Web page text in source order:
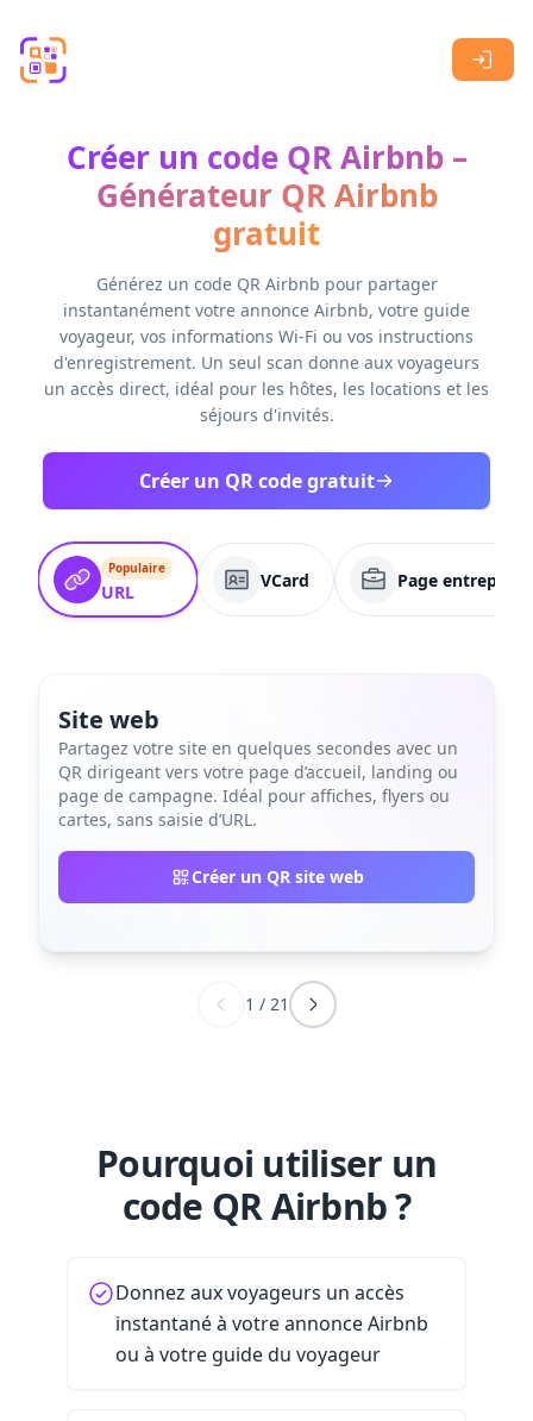
Créer un code QR Airbnb –
Générateur QR Airbnb
gratuit
Générez un code QR Airbnb pour partager
instantanément votre annonce Airbnb, votre guide
voyageur, vos informations Wi-Fi ou vos instructions
d'enregistrement. Un seul scan donne aux voyageurs
un accès direct, idéal pour les hôtes, les locations et les
séjours d'invités.
Créer un QR code gratuit
Populaire
URL
VCard Page entreprise
Site web
Partagez votre site en quelques secondes avec un
QR dirigeant vers votre page d’accueil, landing ou
page de campagne. Idéal pour affiches, flyers ou
cartes, sans saisie d’URL.
Créer un QR site web
1 / 21
Pourquoi utiliser un
code QR Airbnb ?
Donnez aux voyageurs un accès
instantané à votre annonce Airbnb
ou à votre guide du voyageur